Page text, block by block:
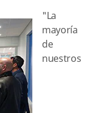
"La
mayoría
de
nuestros